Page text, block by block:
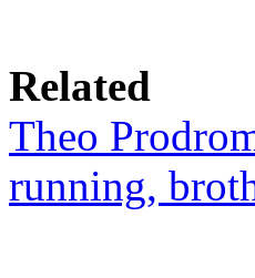
Related
Theo
running,